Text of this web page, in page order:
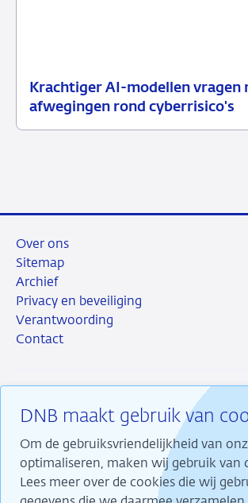
Krachtiger AI-modellen vragen
afwegingen rond cyberrisico's
10
Nieuwsbericht
DNB maakt gebruik van
Om de gebruiksvriendelijkheid van
optimaliseren, maken wij gebruik van
Lees meer over de cookies die wij
Over ons
Sitemap
Archief
Privacy en beveiliging
Verantwoording
Contact
RSS Instagram